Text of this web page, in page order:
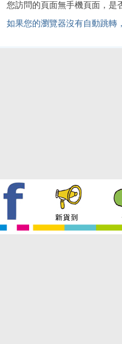
您訪問的頁面無手機頁面，是
如果您的瀏覽器沒有自動跳轉